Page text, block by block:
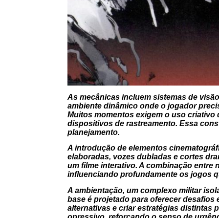
As mecânicas incluem sistemas de
ambiente dinâmico onde o jogador
Muitos momentos exigem o uso
dispositivos de rastreamento. Essa
planejamento.
A introdução de elementos
elaboradas, vozes dubladas e cortes
um filme interativo. A combinação
influenciando profundamente os jogos
A ambientação, um complexo militar
base é projetado para oferecer
alternativas e criar estratégias distintas